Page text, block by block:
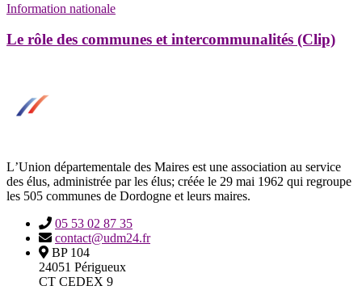
Information nationale
Le rôle des communes et intercommunalités (Clip)
LʼUnion départementale des Maires est une association au service
des élus, administrée par les élus; créée le 29 mai 1962 qui regroupe
les 505 communes de Dordogne et leurs maires.
05 53 02 87 35
contact@udm24.fr
BP 104
24051 Périgueux
CT CEDEX 9